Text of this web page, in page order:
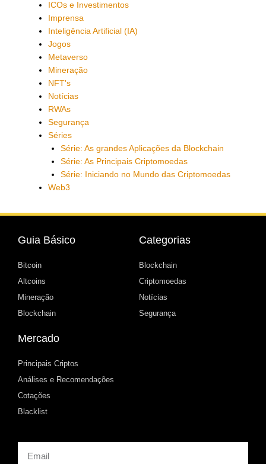
ICOs e Investimentos
Imprensa
Inteligência Artificial (IA)
Jogos
Metaverso
Mineração
NFT's
Notícias
RWAs
Segurança
Séries
Série: As grandes Aplicações da Blockchain
Série: As Principais Criptomoedas
Série: Iniciando no Mundo das Criptomoedas
Web3
Guia Básico
Bitcoin
Altcoins
Mineração
Blockchain
Categorias
Blockchain
Criptomoedas
Notícias
Segurança
Mercado
Principais Criptos
Análises e Recomendações
Cotações
Blacklist